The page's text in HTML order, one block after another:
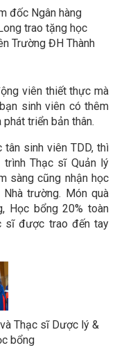
đốc Ngân hàng
trao tặng học
Trường ĐH Thành
viên thiết thực mà
sinh viên có thêm
triển bản thân.
sinh viên TDD, thì
trình Thạc sĩ Quản lý
sàng cũng nhận học
trường. Món quà
Học bổng 20% toàn
sĩ được trao đến tay